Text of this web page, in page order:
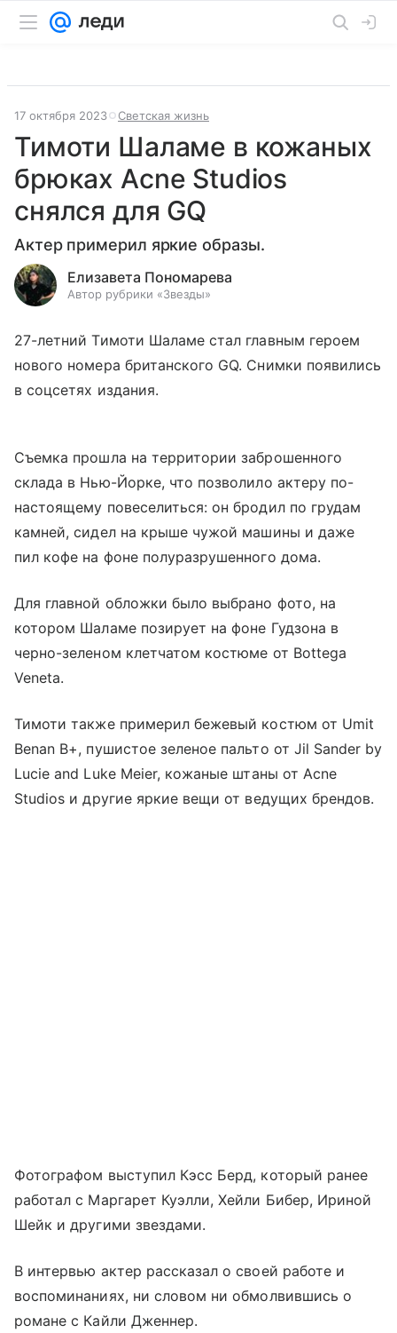
17 октября 2023 Светская жизнь
Тимоти Шаламе в кожаных
брюках Acne Studios
снялся для GQ
Актер примерил яркие образы.
Елизавета Пономарева
Автор рубрики «Звезды»
27-летний Тимоти Шаламе стал главным героем
нового номера британского GQ. Снимки появились
в соцсетях издания.
Съемка прошла на территории заброшенного
склада в Нью-Йорке, что позволило актеру по-
настоящему повеселиться: он бродил по грудам
камней, сидел на крыше чужой машины и даже
пил кофе на фоне полуразрушенного дома.
Для главной обложки было выбрано фото, на
котором Шаламе позирует на фоне Гудзона в
черно-зеленом клетчатом костюме от Bottega
Veneta.
Тимоти также примерил бежевый костюм от Umit
Benan B+, пушистое зеленое пальто от Jil Sander by
Lucie and Luke Meier, кожаные штаны от Acne
Studios и другие яркие вещи от ведущих брендов.
Фотографом выступил Кэсс Берд, который ранее
работал с Маргарет Куэлли, Хейли Бибер, Ириной
Шейк и другими звездами.
В интервью актер рассказал о своей работе и
воспоминаниях, ни словом ни обмолвившись о
романе с Кайли Дженнер.